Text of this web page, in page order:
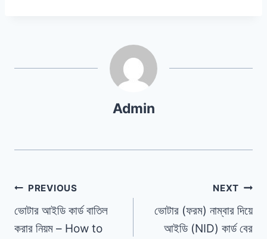
Admin
Post
navigation
PREVIOUS
ভোটার আইডি কার্ড বাতিল
করার নিয়ম – How to
NEXT
ভোটার (ফরম) নাম্বার দিয়ে
আইডি (NID) কার্ড বের